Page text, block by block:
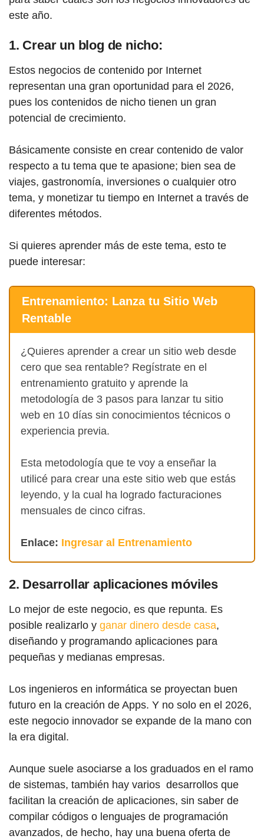
este año.
1. Crear un blog de nicho:
Estos negocios de contenido por Internet
representan una gran oportunidad para el 2026,
pues los contenidos de nicho tienen un gran
potencial de crecimiento.
Básicamente consiste en crear contenido de valor
respecto a tu tema que te apasione; bien sea de
viajes, gastronomía, inversiones o cualquier otro
tema, y monetizar tu tiempo en Internet a través de
diferentes métodos.
Si quieres aprender más de este tema, esto te
puede interesar:
Entrenamiento: Lanza tu Sitio Web
Rentable
¿Quieres aprender a crear un sitio web desde
cero que sea rentable? Regístrate en el
entrenamiento gratuito y aprende la
metodología de 3 pasos para lanzar tu sitio
web en 10 días sin conocimientos técnicos o
experiencia previa.
Esta metodología que te voy a enseñar la
utilicé para crear una este sitio web que estás
leyendo, y la cual ha logrado facturaciones
mensuales de cinco cifras.
Enlace: Ingresar al Entrenamiento
2. Desarrollar aplicaciones móviles
Lo mejor de este negocio, es que repunta. Es
posible realizarlo y ganar dinero desde casa,
diseñando y programando aplicaciones para
pequeñas y medianas empresas.
Los ingenieros en informática se proyectan buen
futuro en la creación de Apps. Y no solo en el 2026,
este negocio innovador se expande de la mano con
la era digital.
Aunque suele asociarse a los graduados en el ramo
de sistemas, también hay varios desarrollos que
facilitan la creación de aplicaciones, sin saber de
compilar códigos o lenguajes de programación
avanzados, de hecho, hay una buena oferta de